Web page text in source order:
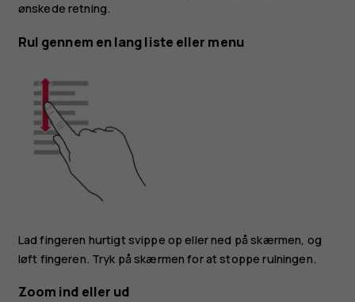
ønskede retning.
Rul gennem en lang liste eller menu
Lad fingeren hurtigt svippe op eller ned på skærmen, og
løft fingeren. Tryk på skærmen for at stoppe rulningen.
Zoom ind eller ud